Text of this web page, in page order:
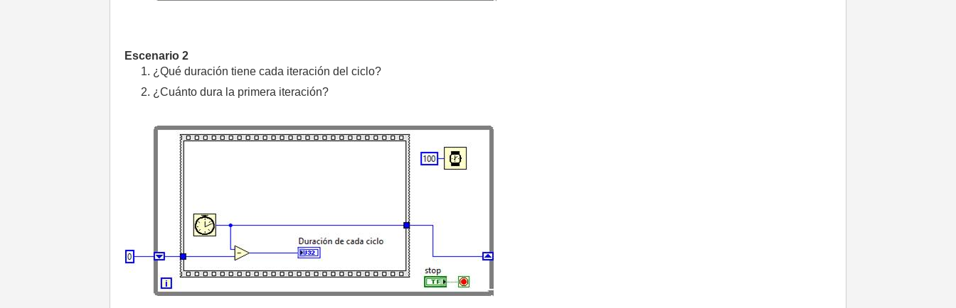
Escenario 2
¿Qué duración tiene cada iteración del ciclo?
¿Cuánto dura la primera iteración?